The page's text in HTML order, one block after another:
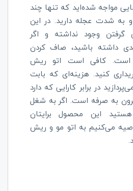
مواجه شده‌اید که تنها چند
به شدت عجله دارید. در این
وجود نداشته و اگر
داشته باشید، صاف کردن
است. کافی است اتو ریش
کنید. هزینه‌ای که بابت
در برابر کارایی که دارد
به صرفه است. اگر به شغل
این محصول برایتان
می‌کنیم به اتو مو و ریش